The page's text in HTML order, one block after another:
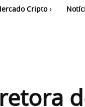
Cripto